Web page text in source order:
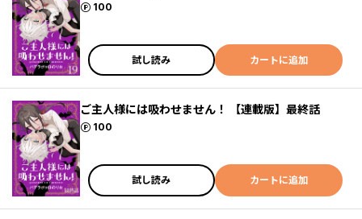
100
ポイント
試し読み カートに追加
ご主人様には吸わせません！ 【連載版】最終話
100
ポイント
試し読み カートに追加